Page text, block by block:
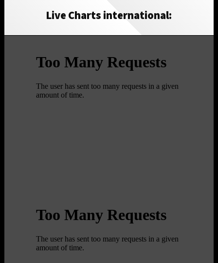
Live Charts international: